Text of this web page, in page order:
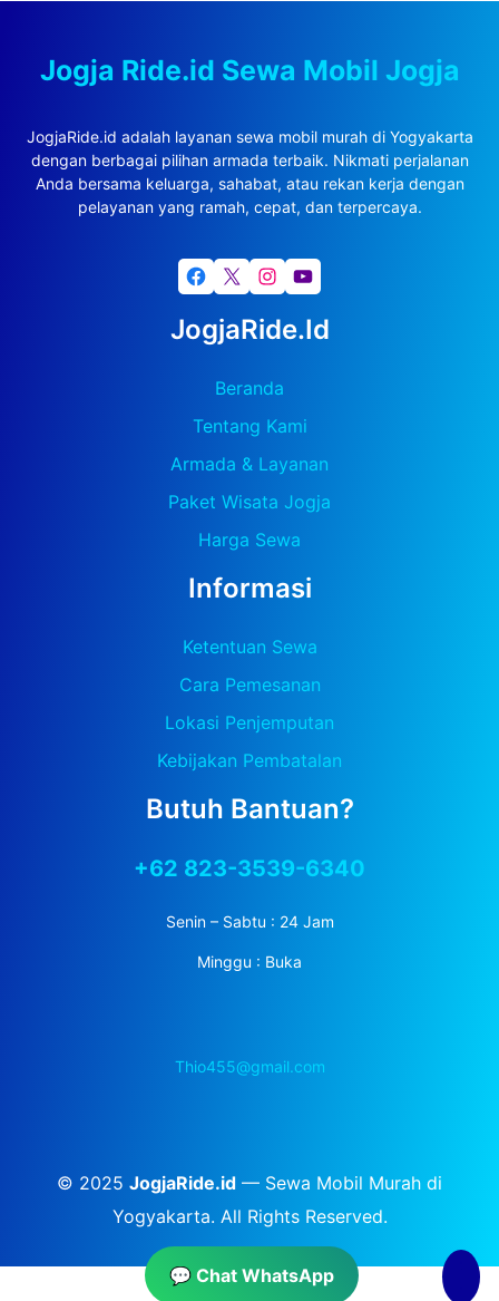
Jogja Ride.id Sewa Mobil Jogja
JogjaRide.id adalah layanan sewa mobil murah di Yogyakarta
dengan berbagai pilihan armada terbaik. Nikmati perjalanan
Anda bersama keluarga, sahabat, atau rekan kerja dengan
pelayanan yang ramah, cepat, dan terpercaya.
Facebook X Instagram YouTube
JogjaRide.id
Beranda
Tentang Kami
Armada & Layanan
Paket Wisata Jogja
Harga Sewa
Informasi
Ketentuan Sewa
Cara Pemesanan
Lokasi Penjemputan
Kebijakan Pembatalan
Butuh Bantuan?
+62 823-3539-6340
Senin – Sabtu : 24 Jam
Minggu : Buka
Thio455@gmail.com
© 2025 JogjaRide.id — Sewa Mobil Murah di
Yogyakarta. All Rights Reserved.
💬 Chat WhatsApp